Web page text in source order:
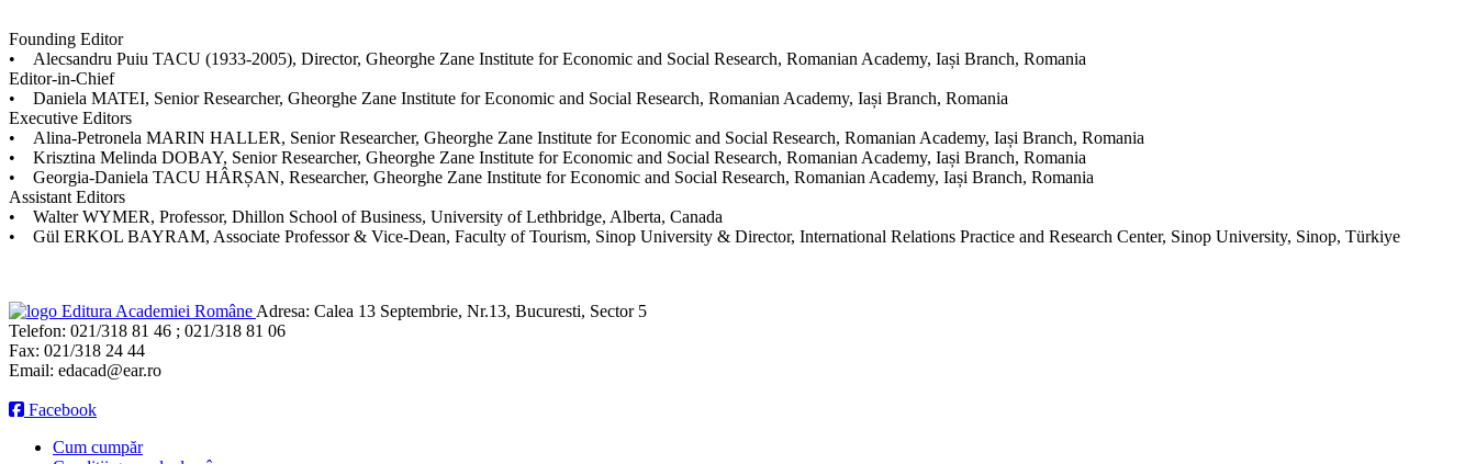
Founding Editor
• Alecsandru Puiu TACU (1933-2005), Director, Gheorghe Zane Institute for Economic and Social Research, Romanian Academy, Iași Branch, Romania
Editor-in-Chief
• Daniela MATEI, Senior Researcher, Gheorghe Zane Institute for Economic and Social Research, Romanian Academy, Iași Branch, Romania
Executive Editors
• Alina-Petronela MARIN HALLER, Senior Researcher, Gheorghe Zane Institute for Economic and Social Research, Romanian Academy, Iași Branch, Romania
• Krisztina Melinda DOBAY, Senior Researcher, Gheorghe Zane Institute for Economic and Social Research, Romanian Academy, Iași Branch, Romania
• Georgia-Daniela TACU HÂRȘAN, Researcher, Gheorghe Zane Institute for Economic and Social Research, Romanian Academy, Iași Branch, Romania
Assistant Editors
• Walter WYMER, Professor, Dhillon School of Business, University of Lethbridge, Alberta, Canada
• Gül ERKOL BAYRAM, Associate Professor & Vice-Dean, Faculty of Tourism, Sinop University & Director, International Relations Practice and Research Center, Sinop University, Sinop, Türkiye
Editura Academiei Române Adresa: Calea 13 Septembrie, Nr.13, Bucuresti, Sector 5
Telefon: 021/318 81 46 ; 021/318 81 06
Fax: 021/318 24 44
Email: edacad@ear.ro
Facebook
Cum cumpăr